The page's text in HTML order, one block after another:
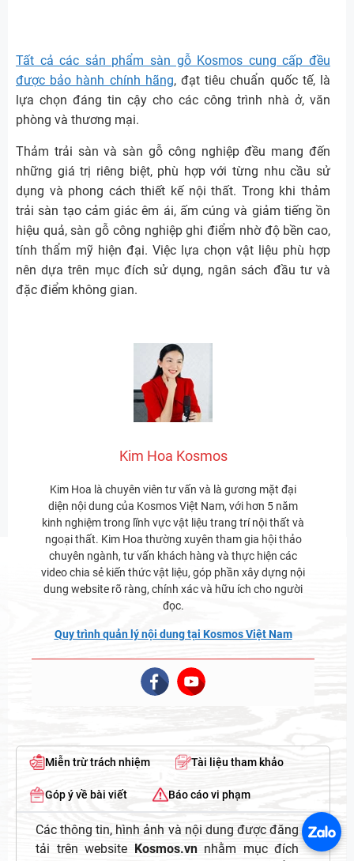
Tất cả các sản phẩm sàn gỗ Kosmos cung cấp đều
được bảo hành chính hãng, đạt tiêu chuẩn quốc tế, là
lựa chọn đáng tin cậy cho các công trình nhà ở, văn
phòng và thương mại.
Thảm trải sàn và sàn gỗ công nghiệp đều mang đến
những giá trị riêng biệt, phù hợp với từng nhu cầu sử
dụng và phong cách thiết kế nội thất. Trong khi thảm
trải sàn tạo cảm giác êm ái, ấm cúng và giảm tiếng ồn
hiệu quả, sàn gỗ công nghiệp ghi điểm nhờ độ bền cao,
tính thẩm mỹ hiện đại. Việc lựa chọn vật liệu phù hợp
nên dựa trên mục đích sử dụng, ngân sách đầu tư và
đặc điểm không gian.
Kim Hoa Kosmos
Kim Hoa là chuyên viên tư vấn và là gương mặt đại
diện nội dung của Kosmos Việt Nam, với hơn 5 năm
kinh nghiệm trong lĩnh vực vật liệu trang trí nội thất và
ngoại thất. Kim Hoa thường xuyên tham gia hội thảo
chuyên ngành, tư vấn khách hàng và thực hiện các
video chia sẻ kiến thức vật liệu, góp phần xây dựng nội
dung website rõ ràng, chính xác và hữu ích cho người
đọc.
Quy trình quản lý nội dung tại Kosmos Việt Nam
Miễn trừ trách nhiệm Tài liệu tham khảo
Góp ý về bài viết Báo cáo vi phạm
Các thông tin, hình ảnh và nội dung được đăng
tải trên website Kosmos.vnnhằm mục đích